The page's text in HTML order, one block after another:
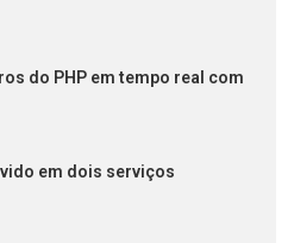
do PHP em tempo real com
em dois serviços